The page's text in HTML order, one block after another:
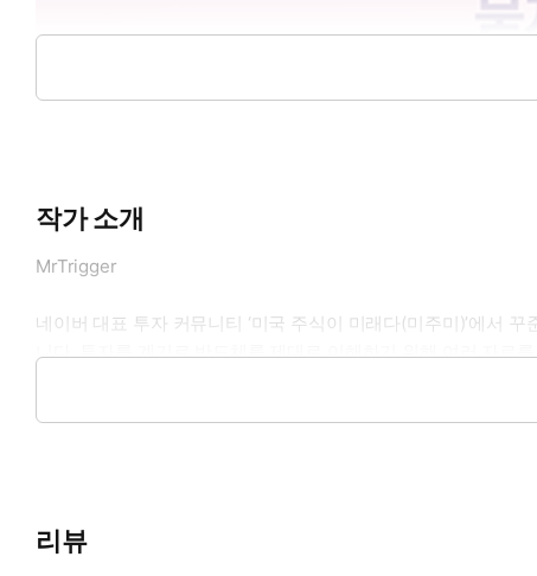
작가 소개
MrTrigger
네이버 대표 투자 커뮤니티 ‘미국 주식이 미래다(미주미)’에서
니다. 투자를 계기로 반도체를 제대로 이해하기 위해 여러 자료
장벽이 높다는 점에 아쉬움을 느껴 초보자도 쉽게 이해할 수 있
리뷰